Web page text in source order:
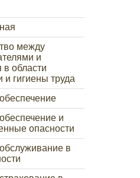
между
и
области
и гигиены труда
и
опасности
в